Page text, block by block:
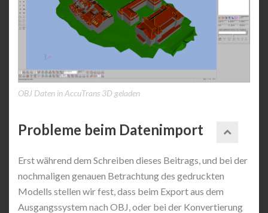
OBJ Daten in AccuTrans 3D geladen
Probleme beim Datenimport
Erst während dem Schreiben dieses Beitrags, und bei der
nochmaligen genauen Betrachtung des gedruckten
Modells stellen wir fest, dass beim Export aus dem
Ausgangssystem nach OBJ, oder bei der Konvertierung